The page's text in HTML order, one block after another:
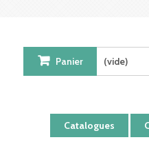
Catalogues
Panier (vide)